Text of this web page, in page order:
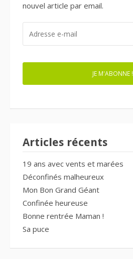
nouvel article par email.
MAIL
JE M'ABONNE !
Articles récents
19 ans avec vents et marées
Déconfinés malheureux
Mon Bon Grand Géant
Confinée heureuse
Bonne rentrée Maman !
Sa puce